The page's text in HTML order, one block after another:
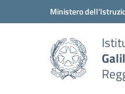
Vai ai contenuti
Vai al menu di navigazione
Ministero